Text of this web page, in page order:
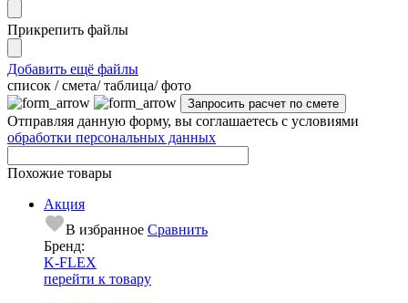
Прикрепить файлы
Добавить ещё файлы
cписок / смета/ таблица/ фото
Отправляя данную форму, вы соглашаетесь с условиями
обработки персональных данных
Похожие товары
Акция
В избранное Сравнить
Бренд:
K-FLEX
перейти к товару